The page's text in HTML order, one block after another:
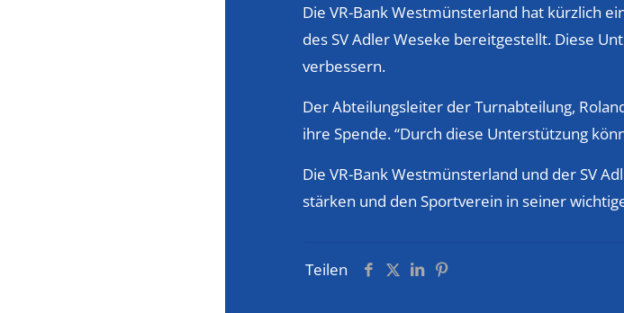
Die VR-Bank Westmünsterland hat kürzlich
des SV Adler Weseke bereitgestellt. Diese
verbessern.
Der Abteilungsleiter der Turnabteilung,
ihre Spende. “Durch diese Unterstützung
Die VR-Bank Westmünsterland und der SV
stärken und den Sportverein in seiner
Teilen